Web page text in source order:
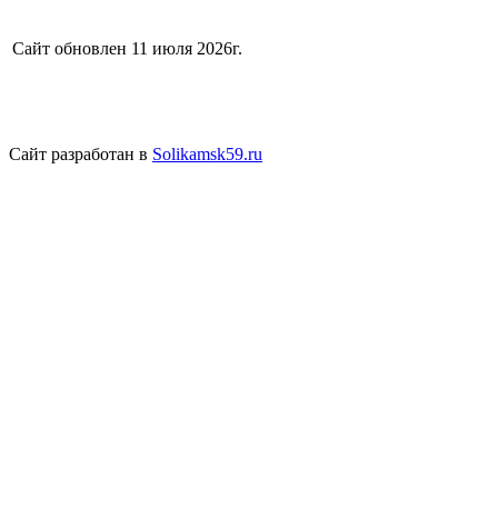
Сайт обновлен 11 июля 2026г.
Сайт разработан в Solikamsk59.ru